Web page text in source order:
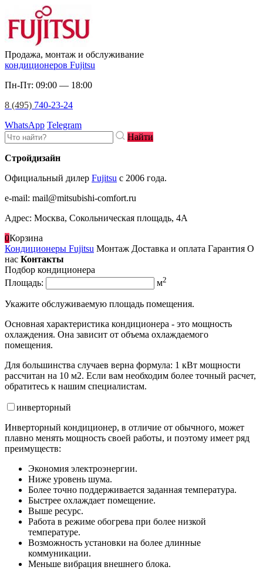
Продажа, монтаж и обслуживание
кондиционеров Fujitsu
Пн-Пт: 09:00 — 18:00
8 (495) 740-23-24
WhatsApp Telegram
Найти
Стройдизайн
Официальный дилер Fujitsu c 2006 года.
e-mail: mail@mitsubishi-comfort.ru
Адрес: Москва, Сокольническая площадь, 4А
0Корзина
Кондиционеры Fujitsu Монтаж Доставка и оплата Гарантия О
нас Контакты
Подбор кондиционера
Площадь:
м2
Укажите обслуживаемую площадь помещения.
Основная характеристика кондиционера - это мощность
охлаждения. Она зависит от объема охлаждаемого
помещения.
Для большинства случаев верна формула: 1 кВт мощности
рассчитан на 10 м2. Если вам необходим более точный расчет,
обратитесь к нашим специалистам.
инверторный
Инверторный кондиционер, в отличие от обычного, может
плавно менять мощность своей работы, и поэтому имеет ряд
преимуществ:
Экономия электроэнергии.
Ниже уровень шума.
Более точно поддерживается заданная температура.
Быстрее охлаждает помещение.
Выше ресурс.
Работа в режиме обогрева при более низкой
температуре.
Возможность установки на более длинные
коммуникации.
Меньше вибрация внешнего блока.